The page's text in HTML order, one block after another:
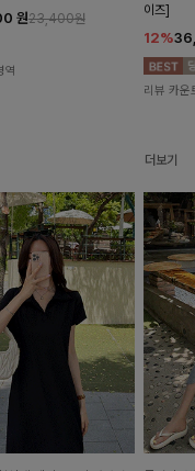
원23,400원
역
이즈]
12%
리뷰 카운
더보기